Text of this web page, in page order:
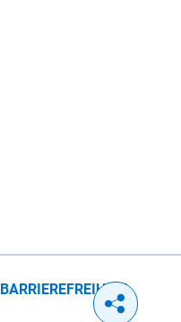
BARRIEREFREIHEIT